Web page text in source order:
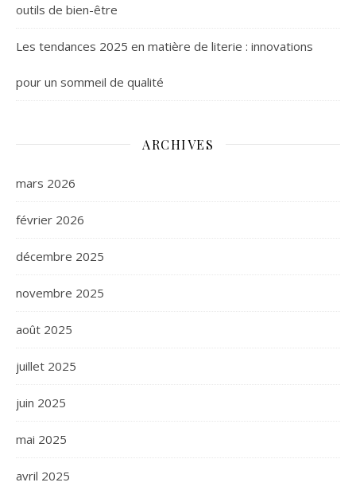
outils de bien-être
Les tendances 2025 en matière de literie : innovations
pour un sommeil de qualité
ARCHIVES
mars 2026
février 2026
décembre 2025
novembre 2025
août 2025
juillet 2025
juin 2025
mai 2025
avril 2025